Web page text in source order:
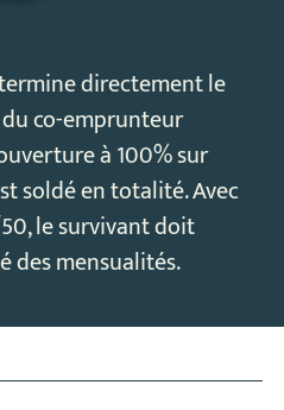
directement le
co-emprunteur
à 100% sur
soldé en totalité. Avec
le survivant doit
des mensualités.